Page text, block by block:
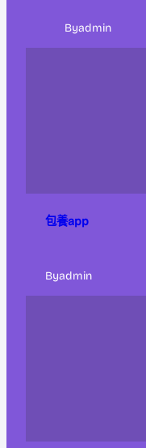
Byadmin
包養app
Byadmin